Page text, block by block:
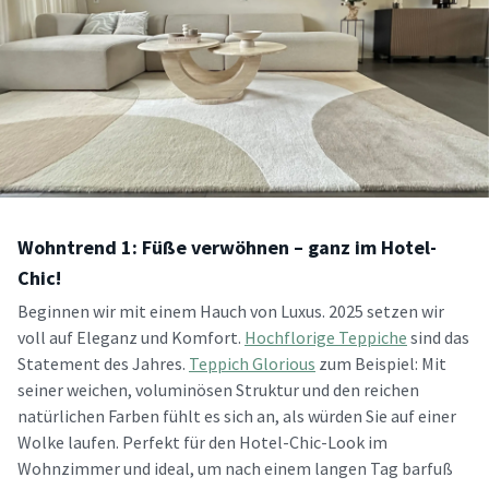
Wohntrend 1: Füße verwöhnen – ganz im Hotel-
Chic!
Beginnen wir mit einem Hauch von Luxus. 2025 setzen wir
voll auf Eleganz und Komfort. Hochflorige Teppiche sind das
Statement des Jahres. Teppich Glorious zum Beispiel: Mit
seiner weichen, voluminösen Struktur und den reichen
natürlichen Farben fühlt es sich an, als würden Sie auf einer
Wolke laufen. Perfekt für den Hotel-Chic-Look im
Wohnzimmer und ideal, um nach einem langen Tag barfuß